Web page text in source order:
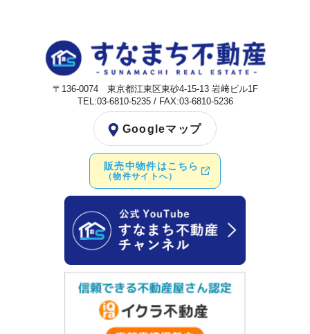
〒136-0074 東京都江東区東砂4-15-13 岩﨑ビル1F
TEL:03-6810-5235 / FAX:03-6810-5236
Googleマップ
販売中物件はこちら
（物件サイトへ）